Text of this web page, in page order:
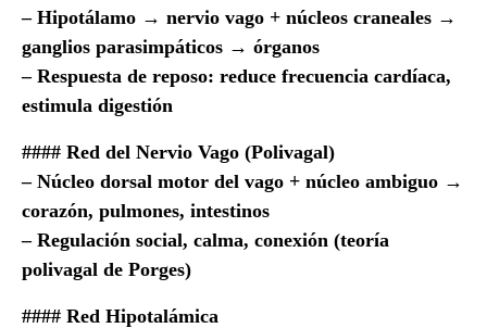
– Hipotálamo → nervio vago + núcleos craneales →
ganglios parasimpáticos → órganos
– Respuesta de reposo: reduce frecuencia cardíaca,
estimula digestión
#### Red del Nervio Vago (Polivagal)
– Núcleo dorsal motor del vago + núcleo ambiguo →
corazón, pulmones, intestinos
– Regulación social, calma, conexión (teoría
polivagal de Porges)
#### Red Hipotalámica